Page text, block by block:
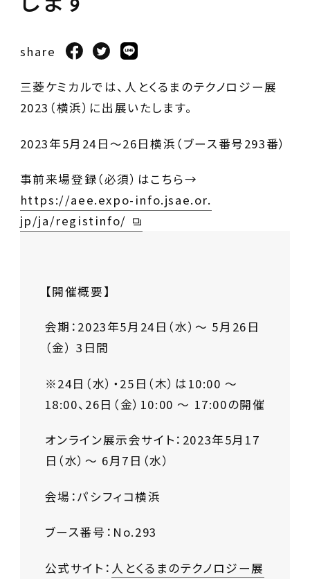
share
三菱ケミカルでは、人とくるまのテクノロジー展
2023（横浜）に出展いたします。
2023年5月24日～26日横浜（ブース番号293番）
事前来場登録（必須）はこちら→
https://aee.expo-info.jsae.or.
jp/ja/registinfo/
【開催概要】
会期： 2023年5月24日（水）～ 5月26日
（金） 3日間
※24日（水）・25日（木）は10:00 ～
18:00、26日（金）10:00 ～ 17:00の開催
オンライン展示会サイト ：2023年5月17
日（水）～ 6月7日（水）
会場：パシフィコ横浜
ブース番号： No.293
公式サイト： 人とくるまのテクノロジー展